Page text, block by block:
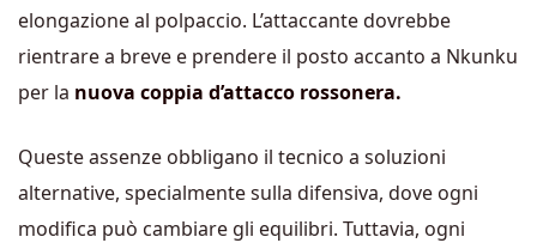
elongazione al polpaccio. L’attaccante dovrebbe
rientrare a breve e prendere il posto accanto a Nkunku
per la nuova coppia d’attacco rossonera.
Queste assenze obbligano il tecnico a soluzioni
alternative, specialmente sulla difensiva, dove ogni
modifica può cambiare gli equilibri. Tuttavia, ogni